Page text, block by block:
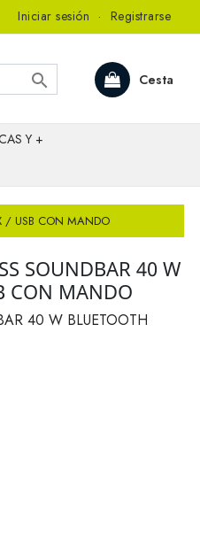
Iniciar sesión · Registrarse
Cesta

Y +
/ USB CON MANDO
SOUNDBAR 40 W
CON MANDO
40 W BLUETOOTH